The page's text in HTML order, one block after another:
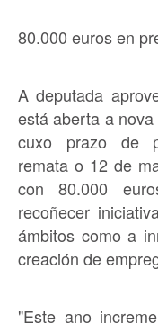
80.000 euros en
A deputada
está aberta a
cuxo prazo de
remata o 12 de
con 80.000
recoñecer
ámbitos como a
creación de
"Este ano